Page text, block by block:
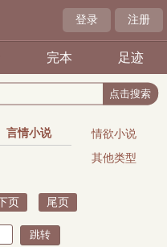
登录 注册
完本 足迹
言情小说
情欲小说
其他类型
页 尾页